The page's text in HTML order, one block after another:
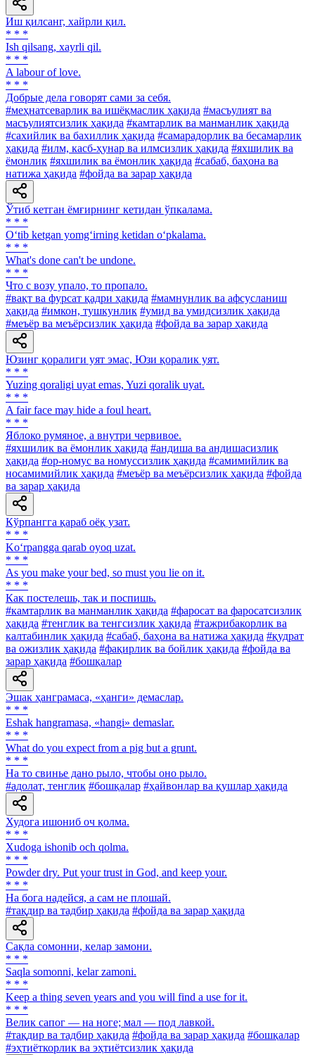
Иш қилсанг, хайрли қил.
* * *
Ish qilsang, xayrli qil.
* * *
A labour of love.
* * *
Добрые дела говорят сами за себя.
#меҳнатсеварлик ва ишёқмаслик ҳақида #масъулият ва
масъулиятсизлик ҳақида #камтарлик ва манманлик ҳақида
#сахийлик ва бахиллик ҳақида #самарадорлик ва бесамарлик
ҳақида #илм, касб-ҳунар ва илмсизлик ҳақида #яхшилик ва
ёмонлик #яхшилик ва ёмонлик ҳақида #сабаб, баҳона ва
натижа ҳақида #фойда ва зарар ҳақида
Ўтиб кетган ёмғирнинг кетидан ўпкалама.
* * *
O‘tib ketgan yomg‘irning ketidan o‘pkalama.
* * *
What's done can't be undone.
* * *
Что с возу упало, то пропало.
#вақт ва фурсат қадри ҳақида #мамнунлик ва афсусланиш
ҳақида #имкон, тушкунлик #умид ва умидсизлик ҳақида
#меъёр ва меъёрсизлик ҳақида #фойда ва зарар ҳақида
Юзинг қоралиги уят эмас, Юзи қоралик уят.
* * *
Yuzing qoraligi uyat emas, Yuzi qoralik uyat.
* * *
A fair face may hide a foul heart.
* * *
Яблоко румяное, а внутри червивое.
#яхшилик ва ёмонлик ҳақида #андиша ва андишасизлик
ҳақида #ор-номус ва номуссизлик ҳақида #самимийлик ва
носамимийлик ҳақида #меъёр ва меъёрсизлик ҳақида #фойда
ва зарар ҳақида
Кўрпангга қараб оёқ узат.
* * *
Ko‘rpangga qarab oyoq uzat.
* * *
As you make your bed, so must you lie on it.
* * *
Как постелешь, так и поспишь.
#камтарлик ва манманлик ҳақида #фаросат ва фаросатсизлик
ҳақида #тенглик ва тенгсизлик ҳақида #тажрибакорлик ва
калтабинлик ҳақида #сабаб, баҳона ва натижа ҳақида #қудрат
ва ожизлик ҳақида #фақирлик ва бойлик ҳақида #фойда ва
зарар ҳақида #бошқалар
Эшак ҳанграмаса, «ҳанги» демаслар.
* * *
Eshak hangramasa, «hangi» demaslar.
* * *
What do you expect from a pig but a grunt.
* * *
На то свинье дано рыло, чтобы оно рыло.
#адолат, тенглик #бошқалар #ҳайвонлар ва қушлар ҳақида
Худога ишониб оч қолма.
* * *
Xudoga ishonib och qolma.
* * *
Powder dry. Put your trust in God, and keep your.
* * *
На бога надейся, а сам не плошай.
#тақдир ва тадбир ҳақида #фойда ва зарар ҳақида
Сақла сомонни, келар замони.
* * *
Saqla somonni, kelar zamoni.
* * *
Keep a thing seven years and you will find a use for it.
* * *
Велик сапог — на ноге; мал — под лавкой.
#тақдир ва тадбир ҳақида #фойда ва зарар ҳақида #бошқалар
#эҳтиёткорлик ва эҳтиётсизлик ҳақида